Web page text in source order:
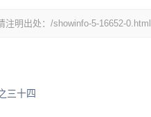
明出处：/showinfo-5-16652-0.html
三十四